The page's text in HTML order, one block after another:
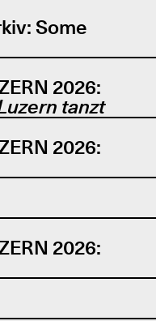
Some
2026:
tanzt
2026:
2026: